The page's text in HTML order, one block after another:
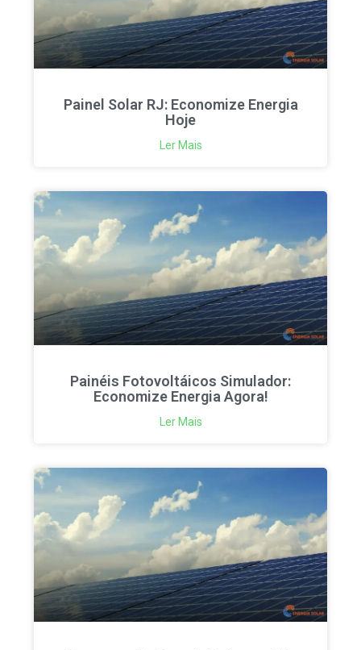
Painel Solar RJ: Economize Energia
Hoje
Ler Mais
Painéis Fotovoltáicos Simulador:
Economize Energia Agora!
Ler Mais